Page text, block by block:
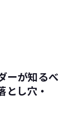
ーが知るべ
とし穴・